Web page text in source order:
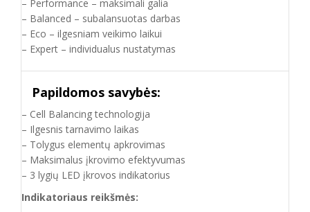
– Performance – maksimali galia
– Balanced – subalansuotas darbas
– Eco – ilgesniam veikimo laikui
– Expert – individualus nustatymas
Papildomos savybės:
– Cell Balancing technologija
– Ilgesnis tarnavimo laikas
– Tolygus elementų apkrovimas
– Maksimalus įkrovimo efektyvumas
– 3 lygių LED įkrovos indikatorius
Indikatoriaus reikšmės: